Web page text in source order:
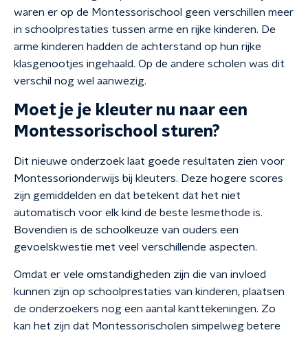
waren er op de Montessorischool geen verschillen meer
in schoolprestaties tussen arme en rijke kinderen. De
arme kinderen hadden de achterstand op hun rijke
klasgenootjes ingehaald. Op de andere scholen was dit
verschil nog wel aanwezig.
Moet je je kleuter nu naar een
Montessorischool sturen?
Dit nieuwe onderzoek laat goede resultaten zien voor
Montessorionderwijs bij kleuters. Deze hogere scores
zijn gemiddelden en dat betekent dat het niet
automatisch voor elk kind de beste lesmethode is.
Bovendien is de schoolkeuze van ouders een
gevoelskwestie met veel verschillende aspecten.
Omdat er vele omstandigheden zijn die van invloed
kunnen zijn op schoolprestaties van kinderen, plaatsen
de onderzoekers nog een aantal kanttekeningen. Zo
kan het zijn dat Montessorischolen simpelweg betere